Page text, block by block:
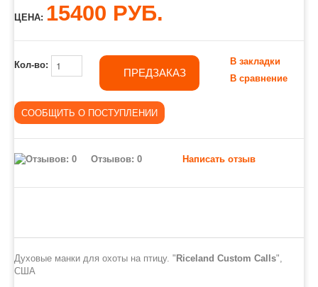
ЦЕНА: 15400 РУБ.
Кол-во:
ПРЕДЗАКАЗ
В закладки
В сравнение
Отзывов: 0 Написать отзыв
Духовые манки для охоты на птицу. " Riceland Custom Calls",
США